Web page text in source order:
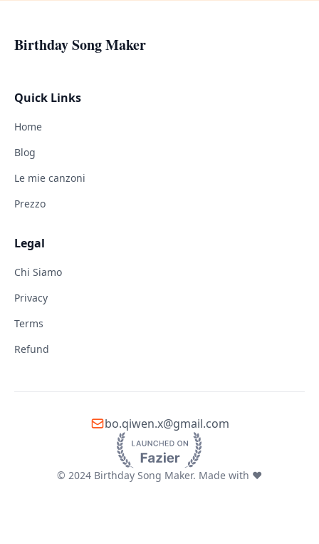
Birthday Song Maker
Quick Links
Home
Blog
Le mie canzoni
Prezzo
Legal
Chi Siamo
Privacy
Terms
Refund
bo.qiwen.x@gmail.com
© 2024 Birthday Song Maker. Made with ❤️